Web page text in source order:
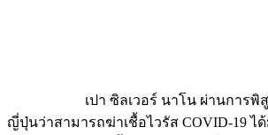
เปา ซิลเวอร์ นาโน ผ่านการพิสูจ
ญี่ปุ่นว่าสามารถฆ่าเชื้อไวรัส COVID-19 ได้